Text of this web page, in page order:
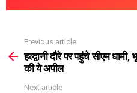
more
Previous article
हल्द्वानी दौरे पर पहुंचे सीएम
की ये अपील
Next article